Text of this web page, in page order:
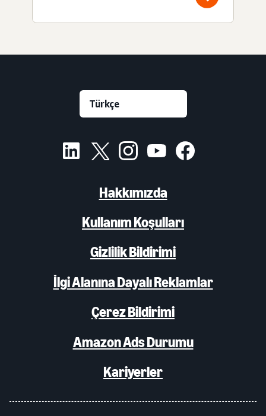
Hakkımızda
Kullanım Koşulları
Gizlilik Bildirimi
İlgi Alanına Dayalı Reklamlar
Çerez Bildirimi
Amazon Ads Durumu
Kariyerler